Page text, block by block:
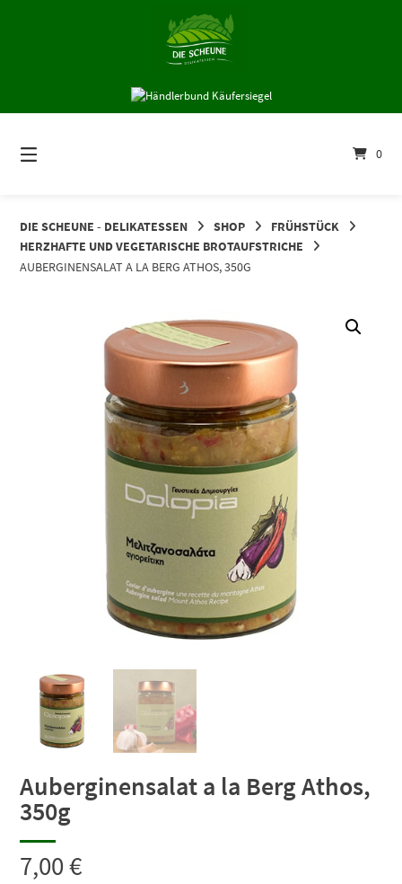
0
DIE SCHEUNE - DELIKATESSEN SHOP
FRÜHSTÜCK
HERZHAFTE UND VEGETARISCHE BROTAUFSTRICHE
AUBERGINENSALAT A LA BERG ATHOS, 350G
Auberginensalat a la Berg Athos,
350g
7,00€